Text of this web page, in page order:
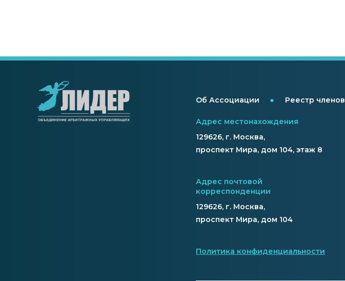
Об Ассоциации ● Реестр членов
Адрес местонахождения
129626, г. Москва,
проспект Мира, дом 104, этаж 8
Адрес почтовой
корреспонденции
129626, г. Москва,
проспект Мира, дом 104
Политика конфиденциальности